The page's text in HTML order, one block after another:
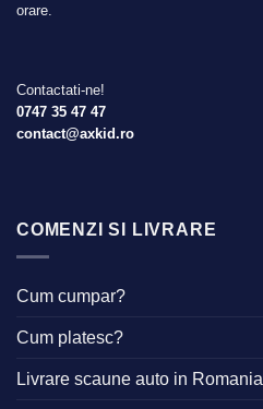
orare.
Contactati-ne!
0747 35 47 47
contact@axkid.ro
COMENZI SI LIVRARE
Cum cumpar?
Cum platesc?
Livrare scaune auto in Romania